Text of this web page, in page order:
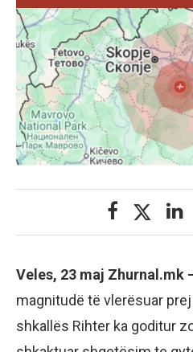
Veles, 23 maj Zhurnal.mk
magnitudë të vlerësuar
shkallës Rihter ka goditur